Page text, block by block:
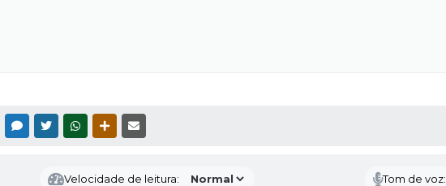
FACEBOOKMESSENGER
TWITTERWHATSAPPOUTRAS MÍDIAS
Velocidade de leitura: Tom de voz: